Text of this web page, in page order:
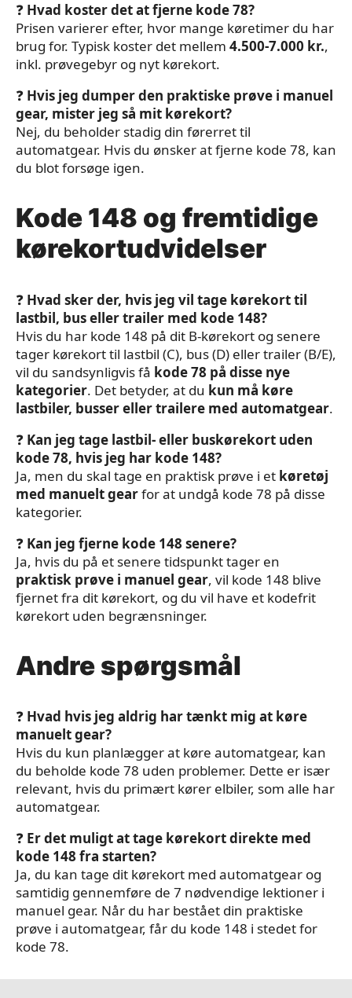
❓ Hvad koster det at fjerne kode 78?
Prisen varierer efter, hvor mange køretimer du har
brug for. Typisk koster det mellem 4.500-7.000 kr.,
inkl. prøvegebyr og nyt kørekort.
❓ Hvis jeg dumper den praktiske prøve i manuel
gear, mister jeg så mit kørekort?
Nej, du beholder stadig din førerret til
automatgear. Hvis du ønsker at fjerne kode 78, kan
du blot forsøge igen.
Kode 148 og fremtidige
kørekortudvidelser
❓ Hvad sker der, hvis jeg vil tage kørekort til
lastbil, bus eller trailer med kode 148?
Hvis du har kode 148 på dit B-kørekort og senere
tager kørekort til lastbil (C), bus (D) eller trailer (B/E),
vil du sandsynligvis få kode 78 på disse nye
kategorier. Det betyder, at du kun må køre
lastbiler, busser eller trailere med automatgear.
❓ Kan jeg tage lastbil- eller buskørekort uden
kode 78, hvis jeg har kode 148?
Ja, men du skal tage en praktisk prøve i et køretøj
med manuelt gearfor at undgå kode 78 på disse
kategorier.
❓ Kan jeg fjerne kode 148 senere?
Ja, hvis du på et senere tidspunkt tager en
praktisk prøve i manuel gear, vil kode 148 blive
fjernet fra dit kørekort, og du vil have et kodefrit
kørekort uden begrænsninger.
Andre spørgsmål
❓ Hvad hvis jeg aldrig har tænkt mig at køre
manuelt gear?
Hvis du kun planlægger at køre automatgear, kan
du beholde kode 78 uden problemer. Dette er især
relevant, hvis du primært kører elbiler, som alle har
automatgear.
❓ Er det muligt at tage kørekort direkte med
kode 148 fra starten?
Ja, du kan tage dit kørekort med automatgear og
samtidig gennemføre de 7 nødvendige lektioner i
manuel gear. Når du har bestået din praktiske
prøve i automatgear, får du kode 148 i stedet for
kode 78.